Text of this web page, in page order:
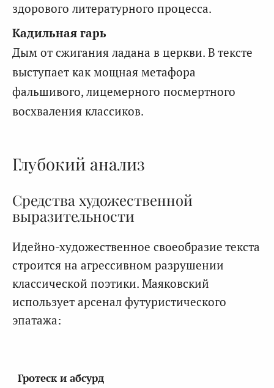
здорового литературного процесса.
Кадильная гарь
Дым от сжигания ладана в церкви. В тексте
выступает как мощная метафора
фальшивого, лицемерного посмертного
восхваления классиков.
Глубокий анализ
Средства художественной
выразительности
Идейно-художественное своеобразие текста
строится на агрессивном разрушении
классической поэтики. Маяковский
использует арсенал футуристического
эпатажа:
Гротеск и абсурд